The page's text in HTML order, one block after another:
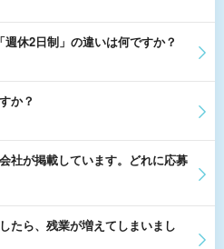
週休2日制」の違いは何ですか？
か？
社が掲載しています。どれに応募
たら、残業が増えてしまいまし